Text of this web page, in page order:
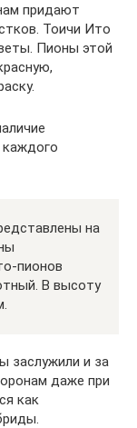
придают
Тоичи Ито
Пионы этой
каждого
на
пионов
В высоту
заслужили и за
даже при
как